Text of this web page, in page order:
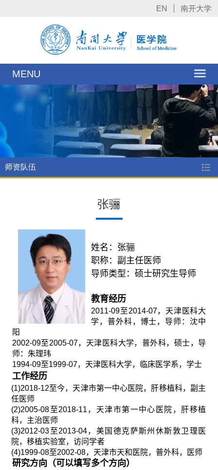
EN 南开大学
MENU
师资队伍
张骊
姓名：张骊
职称：副主任医师
导师类型：硕士研究生导师
教育经历
2011-09至2014-07，天津医科大
学，普外科，博士，导师：沈中
阳
2002-09至2005-07，天津医科大学，普外科，硕士，导
师：朱理玮
1994-09至1999-07，天津医科大学，临床医学系，学士
工作经历
(1)2018-12至今，天津市第一中心医院，肝移植科，副主
任医师
(2)2005-08至2018-11 ，天津市第一中心医院，肝移植
科，主治医师
(3)2012-03至2013-04，美国德克萨斯州休斯敦卫理医
院，移植实验室，访问学者
(4)1999-08至2002-08，天津市天和医院，普外科，医师
研究方向（可以填写多个方向）